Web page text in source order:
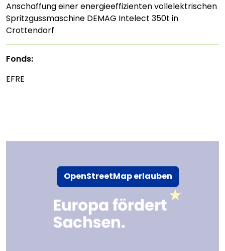
OpenStreetMap erlauben
Anschaffung einer energieeffizienten vollelektrischen
Spritzgussmaschine DEMAG Intelect 350t in
Crottendorf
Fonds:
EFRE